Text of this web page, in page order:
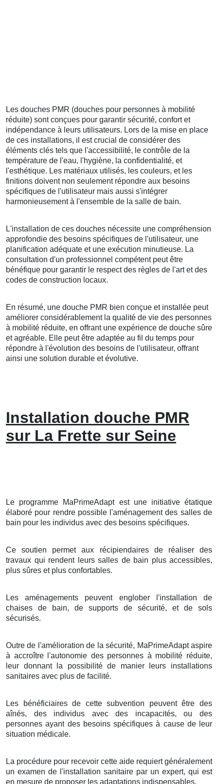
Les douches PMR (douches pour personnes à mobilité
réduite) sont conçues pour garantir sécurité, confort et
indépendance à leurs utilisateurs. Lors de la mise en place
de ces installations, il est crucial de considérer des
éléments clés tels que l'accessibilité, le contrôle de la
température de l'eau, l'hygiène, la confidentialité, et
l'esthétique. Les matériaux utilisés, les couleurs, et les
finitions doivent non seulement répondre aux besoins
spécifiques de l'utilisateur mais aussi s'intégrer
harmonieusement à l'ensemble de la salle de bain.
L'installation de ces douches nécessite une compréhension
approfondie des besoins spécifiques de l'utilisateur, une
planification adéquate et une exécution minutieuse. La
consultation d'un professionnel compétent peut être
bénéfique pour garantir le respect des règles de l'art et des
codes de construction locaux.
En résumé, une douche PMR bien conçue et installée peut
améliorer considérablement la qualité de vie des personnes
à mobilité réduite, en offrant une expérience de douche sûre
et agréable. Elle peut être adaptée au fil du temps pour
répondre à l'évolution des besoins de l'utilisateur, offrant
ainsi une solution durable et évolutive.
Installation douche PMR
sur La Frette sur Seine
Le programme MaPrimeAdapt est une initiative étatique
élaboré pour rendre possible l'aménagement des salles de
bain pour les individus avec des besoins spécifiques.
Ce soutien permet aux récipiendaires de réaliser des
travaux qui rendent leurs salles de bain plus accessibles,
plus sûres et plus confortables.
Les aménagements peuvent englober l'installation de
chaises de bain, de supports de sécurité, et de sols
sécurisés.
Outre de l'amélioration de la sécurité, MaPrimeAdapt aspire
à accroître l'autonomie des personnes à mobilité réduite,
leur donnant la possibilité de manier leurs installations
sanitaires avec plus de facilité.
Les bénéficiaires de cette subvention peuvent être des
aînés, des individus avec des incapacités, ou des
personnes ayant des besoins spécifiques à cause de leur
situation médicale.
La procédure pour recevoir cette aide requiert généralement
un examen de l'installation sanitaire par un expert, qui est
en mesure de proposer les adaptations indispensables.